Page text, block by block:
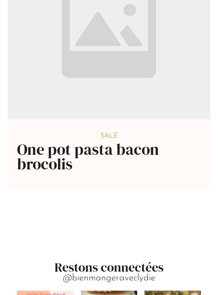
SALÉ
One pot pasta bacon
brocolis
Restons connectées
@bienmangeraveclydie